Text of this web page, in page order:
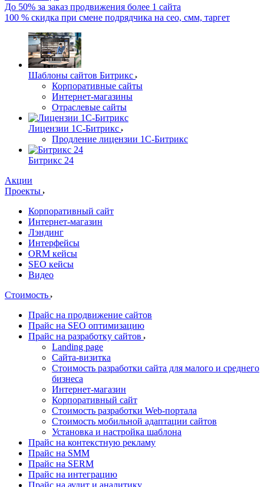
До 50% за заказ продвижения более 1 сайта
100 % скидка при смене подрядчика на сео, смм, таргет
Шаблоны сайтов Битрикс
Корпоративные сайты
Интернет-магазины
Отраслевые сайты
Лицензии 1С-Битрикс
Продление лицензии 1С-Битрикс
Битрикс 24
Акции
Проекты
Корпоративный сайт
Интернет-магазин
Лэндинг
Интерфейсы
ORM кейсы
SEO кейсы
Видео
Стоимость
Прайс на продвижение сайтов
Прайс на SEO оптимизацию
Прайс на разработку сайтов
Landing page
Cайта-визитка
Стоимость разработки сайта для малого и среднего
бизнеса
Интернет-магазин
Корпоративный сайт
Стоимость разработки Web-портала
Стоимость мобильной адаптации сайтов
Установка и настройка шаблона
Прайс на контекстную рекламу
Прайс на SMM
Прайс на SERM
Прайс на интеграцию
Прайс на аудит и аналитику